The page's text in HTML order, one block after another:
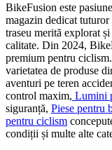
BikeFusion este
magazin dedicat
traseu merită explorat
calitate. Din 2024,
premium pentru
varietatea de produse
aventuri pe teren
control maxim, Lumini
siguranță, Piese pentru
pentru ciclism
condiții și multe alte